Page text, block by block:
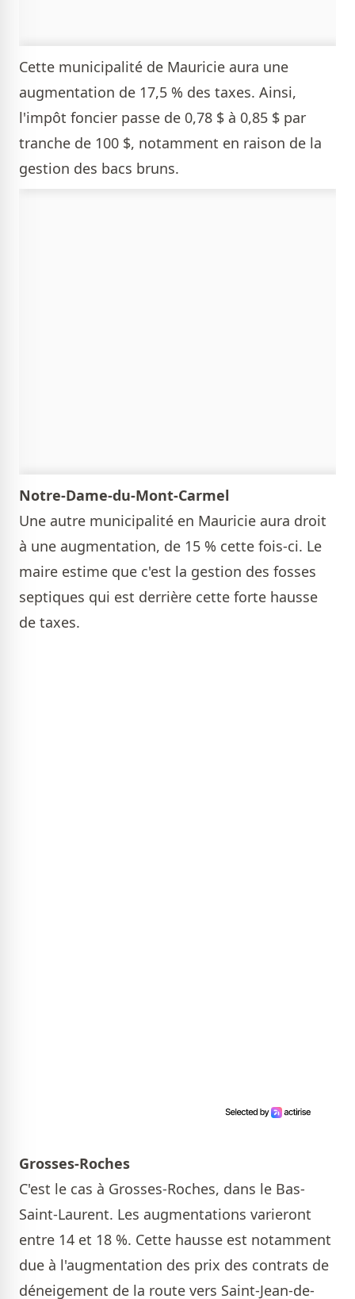
Cette municipalité de Mauricie aura une
augmentation de 17,5 % des taxes. Ainsi,
l'impôt foncier passe de 0,78 $ à 0,85 $ par
tranche de 100 $, notamment en raison de la
gestion des bacs bruns.
Notre-Dame-du-Mont-Carmel
Une autre municipalité en Mauricie aura droit
à une augmentation, de 15 % cette fois-ci. Le
maire estime que c'est la gestion des fosses
septiques qui est derrière cette forte hausse
de taxes.
Grosses-Roches
C'est le cas à Grosses-Roches, dans le Bas-
Saint-Laurent. Les augmentations varieront
entre 14 et 18 %. Cette hausse est notamment
due à l'augmentation des prix des contrats de
déneigement de la route vers Saint-Jean-de-